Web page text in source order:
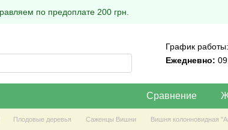
по предоплате 200 грн.
График работы:
Ежедневно:
Сравнение
Плодовые деревья Саженцы Вишни Вишня колонновидная